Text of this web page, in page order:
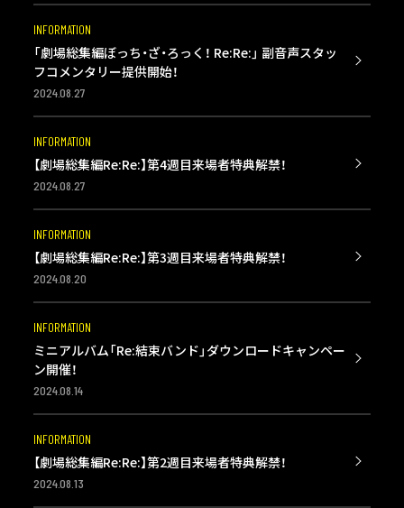
INFORMATION
「劇場総集編ぼっち・ざ・ろっく！ Re:Re:」 副音声スタッ
フコメンタリー提供開始！
2024.08.27
INFORMATION
【劇場総集編Re:Re:】第4週目来場者特典解禁！
2024.08.27
INFORMATION
【劇場総集編Re:Re:】第3週目来場者特典解禁！
2024.08.20
INFORMATION
ミニアルバム「Re:結束バンド」ダウンロードキャンペー
ン開催！
2024.08.14
INFORMATION
【劇場総集編Re:Re:】第2週目来場者特典解禁！
2024.08.13